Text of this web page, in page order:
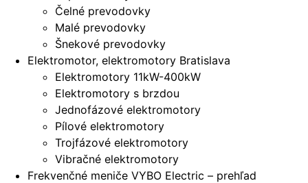
Čelné prevodovky
Malé prevodovky
Šnekové prevodovky
Elektromotor, elektromotory Bratislava
Elektromotory 11kW-400kW
Elektromotory s brzdou
Jednofázové elektromotory
Pílové elektromotory
Trojfázové elektromotory
Vibračné elektromotory
Frekvenčné meniče VYBO Electric – prehľad